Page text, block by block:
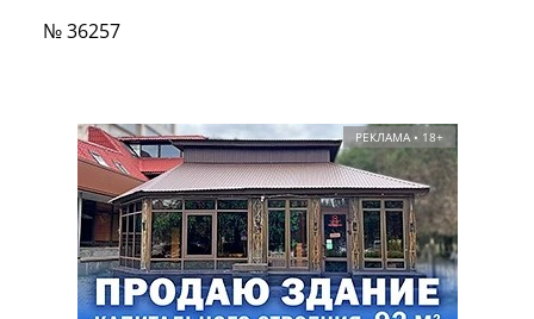
№ 36257
РЕКЛАМА • 18+